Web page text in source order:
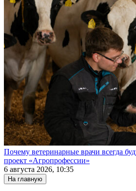
Почему ветеринарные врачи всегда
проект «Агропрофессии»
6 августа 2026, 10:35
На главную